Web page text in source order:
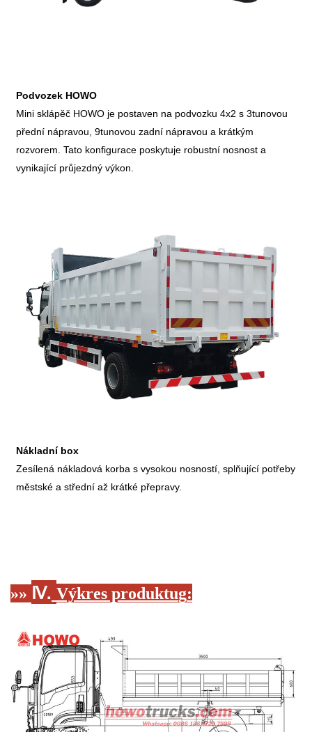
Podvozek HOWO
Mini sklápěč HOWO je postaven na podvozku 4x2 s 3tunovou
přední nápravou, 9tunovou zadní nápravou a krátkým
rozvorem. Tato konfigurace poskytuje robustní nosnost a
vynikající průjezdný výkon.
Nákladní box
Zesílená nákladová korba s vysokou nosností, splňující potřeby
městské a střední až krátké přepravy.
»» Ⅳ. Výkres produktug: